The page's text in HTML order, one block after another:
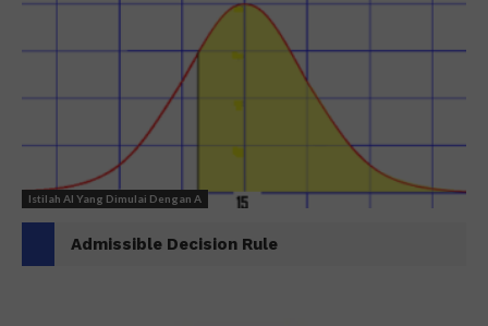
Istilah AI Yang Dimulai Dengan A
Admissible Decision Rule